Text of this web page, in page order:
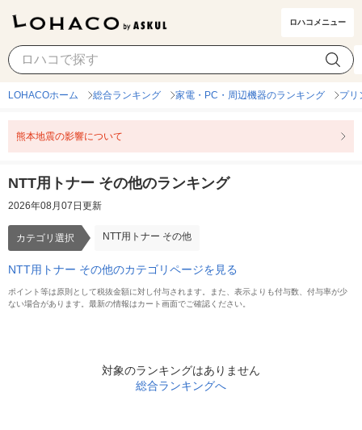
ロハコメニュー
NTT用トナー その他 カテゴリ選択
LOHACOホーム 総合ランキング 家電・PC・周辺機器のランキング プリ
熊本地震の影響について
NTT用トナー その他のランキング
2026年08月07日更新
カテゴリ選択 NTT用トナー その他
NTT用トナー その他のカテゴリページを見る
ポイント等は原則として税抜金額に対し付与されます。また、表示よりも付与数、付与率が少
ない場合があります。最新の情報はカート画面でご確認ください。
対象のランキングはありません
総合ランキングへ